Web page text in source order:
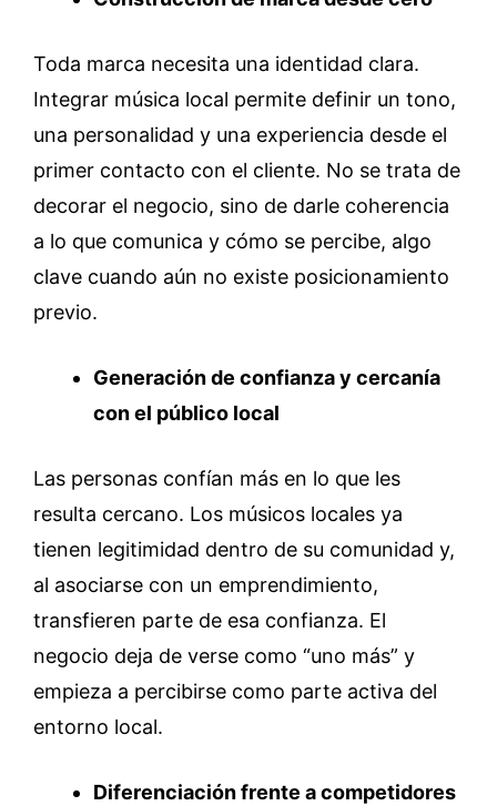
Toda marca necesita una identidad clara.
Integrar música local permite definir un tono,
una personalidad y una experiencia desde el
primer contacto con el cliente. No se trata de
decorar el negocio, sino de darle coherencia
a lo que comunica y cómo se percibe, algo
clave cuando aún no existe posicionamiento
previo.
Generación de confianza y cercanía
con el público local
Las personas confían más en lo que les
resulta cercano. Los músicos locales ya
tienen legitimidad dentro de su comunidad y,
al asociarse con un emprendimiento,
transfieren parte de esa confianza. El
negocio deja de verse como “uno más” y
empieza a percibirse como parte activa del
entorno local.
Diferenciación frente a competidores